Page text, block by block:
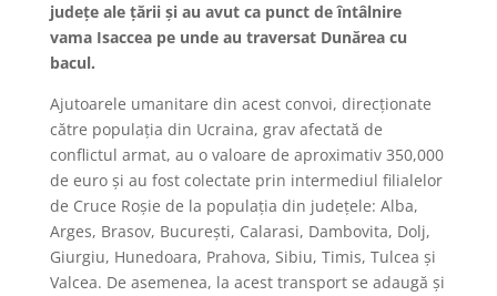
județe ale țării și au avut ca punct de întâlnire
vama Isaccea pe unde au traversat Dunărea cu
bacul.
Ajutoarele umanitare din acest convoi, direcționate
către populația din Ucraina, grav afectată de
conflictul armat, au o valoare de aproximativ 350,000
de euro și au fost colectate prin intermediul filialelor
de Cruce Roșie de la populația din județele: Alba,
Arges, Brasov, București, Calarasi, Dambovita, Dolj,
Giurgiu, Hunedoara, Prahova, Sibiu, Timis, Tulcea și
Valcea. De asemenea, la acest transport se adaugă și